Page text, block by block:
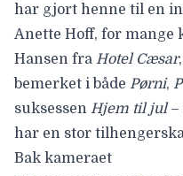
har gjort henne til en
Anette Hoff, for mange
Hansen fra Hotel Cæsar
bemerket i både Pørni,
suksessen Hjem til jul–
har en stor
Bak kameraet